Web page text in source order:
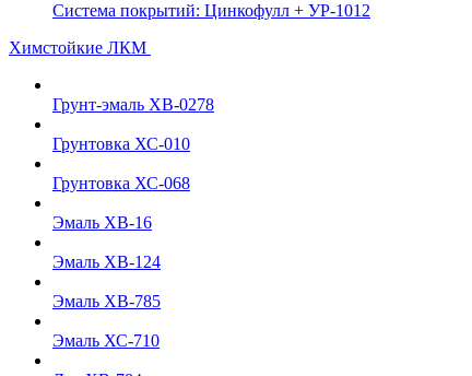
Система покрытий: Цинкофулл + УР-1012
Химстойкие ЛКМ
Грунт-эмаль ХВ-0278
Грунтовка ХС-010
Грунтовка ХС-068
Эмаль ХВ-16
Эмаль ХВ-124
Эмаль ХВ-785
Эмаль ХС-710